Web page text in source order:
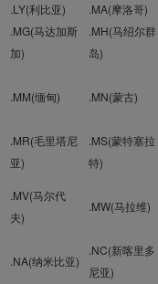
.LY(利比亚) .MA(摩洛哥)
.MG(马达加斯
加)
.MH(马绍尔群
岛)
.MM(缅甸) .MN(蒙古)
.MR(毛里塔尼
亚)
.MS(蒙特塞拉
特)
.MV(马尔代
夫)
.MW(马拉维)
.NA(纳米比亚)
.NC(新喀里多
尼亚)